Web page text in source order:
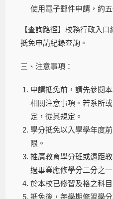
使用電子郵件申請，約
【查詢路徑】校務行政入
抵免申請紀錄查詢。
三、注意事項：
申請抵免前，請先參閱
相關注意事項。若系所
定，從其規定。
學分抵免以入學學年度
限。
推廣教育學分班或遠距
過畢業應修學分二分之一
於本校已修習及格之科
抵免後，每學期修習學